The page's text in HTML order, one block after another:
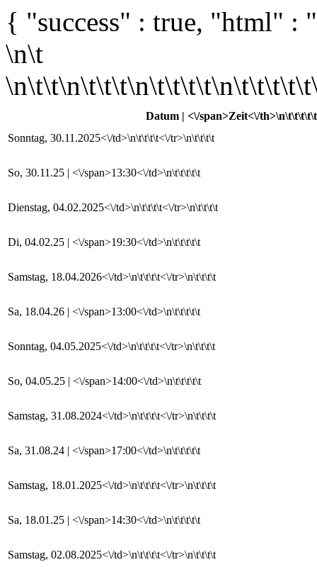
{ "success" : true, "html" : "
\n\t
Datum | <\/span>Zeit<\/th>\n\t\t\t\t\t
Sonntag, 30.11.2025<\/td>\n\t\t\t\t<\/tr>\n\t\t\t\t
So, 30.11.25 | <\/span>13:30<\/td>\n\t\t\t\t\t
Dienstag, 04.02.2025<\/td>\n\t\t\t\t<\/tr>\n\t\t\t\t
Di, 04.02.25 | <\/span>19:30<\/td>\n\t\t\t\t\t
Samstag, 18.04.2026<\/td>\n\t\t\t\t<\/tr>\n\t\t\t\t
Sa, 18.04.26 | <\/span>13:00<\/td>\n\t\t\t\t\t
Sonntag, 04.05.2025<\/td>\n\t\t\t\t<\/tr>\n\t\t\t\t
So, 04.05.25 | <\/span>14:00<\/td>\n\t\t\t\t\t
Samstag, 31.08.2024<\/td>\n\t\t\t\t<\/tr>\n\t\t\t\t
Sa, 31.08.24 | <\/span>17:00<\/td>\n\t\t\t\t\t
Samstag, 18.01.2025<\/td>\n\t\t\t\t<\/tr>\n\t\t\t\t
Sa, 18.01.25 | <\/span>14:30<\/td>\n\t\t\t\t\t
Samstag, 02.08.2025<\/td>\n\t\t\t\t<\/tr>\n\t\t\t\t